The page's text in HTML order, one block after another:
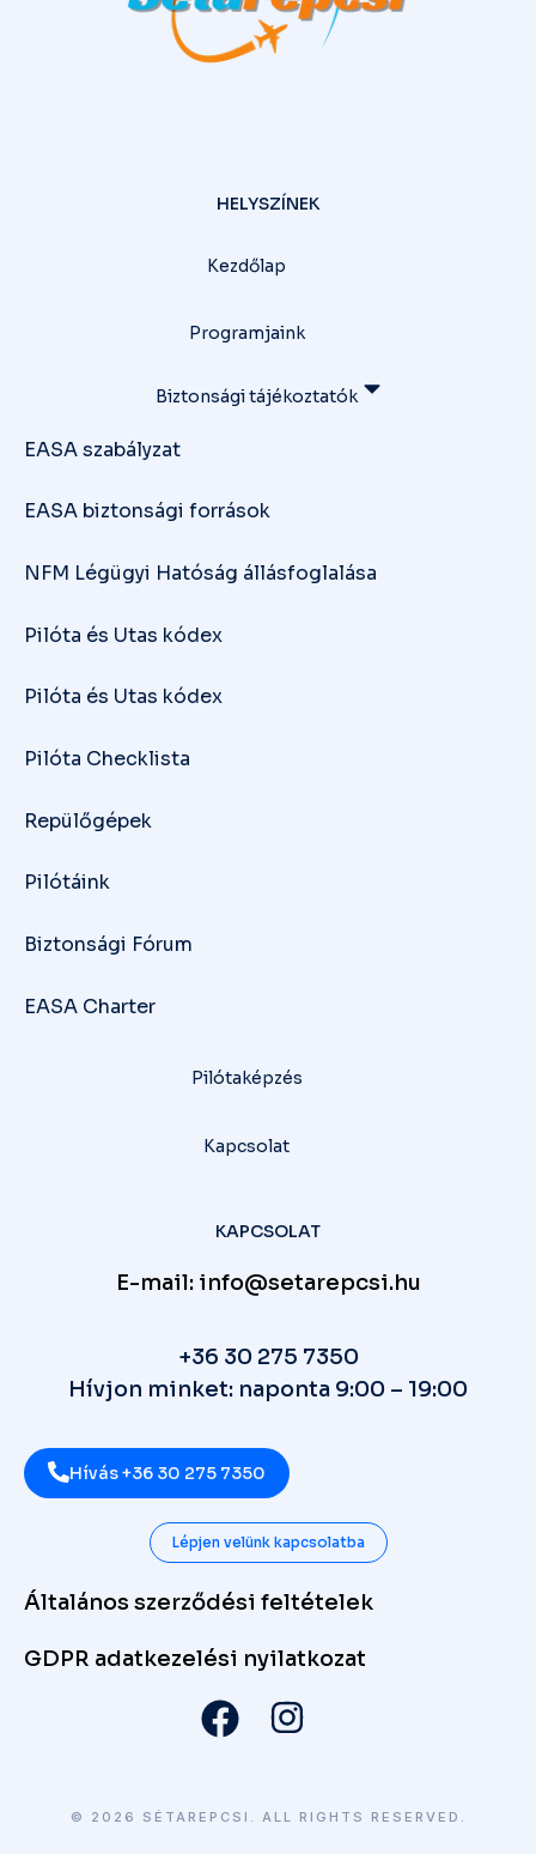
HELYSZÍNEK
Kezdőlap
Programjaink
Biztonsági tájékoztatók
EASA szabályzat
EASA biztonsági források
NFM Légügyi Hatóság állásfoglalása
Pilóta és Utas kódex
Pilóta és Utas kódex
Pilóta Checklista
Repülőgépek
Pilótáink
Biztonsági Fórum
EASA Charter
Pilótaképzés
Kapcsolat
KAPCSOLAT
E-mail: info@setarepcsi.hu
+36 30 275 7350
Hívjon minket: naponta 9:00 – 19:00
Hívás +36 30 275 7350
Lépjen velünk kapcsolatba
Általános szerződési feltételek
GDPR adatkezelési nyilatkozat
© 2026 SÉTAREPCSI. ALL RIGHTS RESERVED.